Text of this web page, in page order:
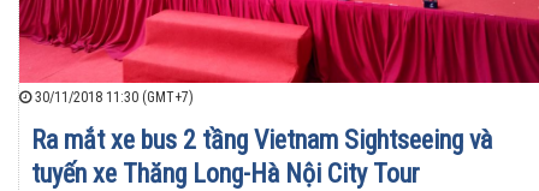
30/11/2018 11:30 (GMT+7)
Ra mắt xe bus 2 tầng Vietnam Sightseeing và
tuyến xe Thăng Long-Hà Nội City Tour